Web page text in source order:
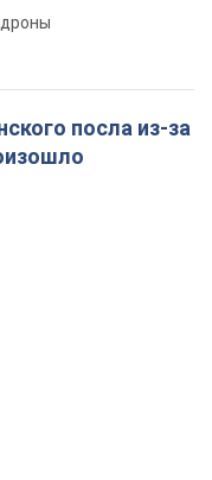
посла из-за